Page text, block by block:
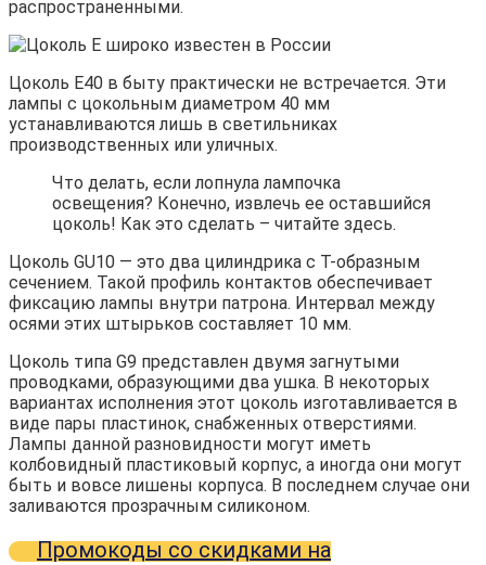
распространенными.
Цоколь Е40 в быту практически не встречается. Эти
лампы с цокольным диаметром 40 мм
устанавливаются лишь в светильниках
производственных или уличных.
Что делать, если лопнула лампочка
освещения? Конечно, извлечь ее оставшийся
цоколь! Как это сделать – читайте здесь.
Цоколь GU10 — это два цилиндрика с Т-образным
сечением. Такой профиль контактов обеспечивает
фиксацию лампы внутри патрона. Интервал между
осями этих штырьков составляет 10 мм.
Цоколь типа G9 представлен двумя загнутыми
проводками, образующими два ушка. В некоторых
вариантах исполнения этот цоколь изготавливается в
виде пары пластинок, снабженных отверстиями.
Лампы данной разновидности могут иметь
колбовидный пластиковый корпус, а иногда они могут
быть и вовсе лишены корпуса. В последнем случае они
заливаются прозрачным силиконом.
Промокоды со скидками на